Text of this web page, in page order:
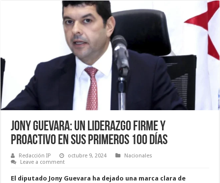
Jony Guevara: Un Liderazgo Firme y
Proactivo en sus Primeros 100 Días
Redacción IP octubre 9, 2024
Nacionales
Leave a comment
El diputado Jony Guevara ha dejado una marca clara de